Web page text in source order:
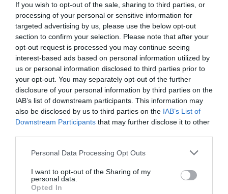
If you wish to opt-out of the sale, sharing to third parties, or
processing of your personal or sensitive information for
targeted advertising by us, please use the below opt-out
section to confirm your selection. Please note that after your
opt-out request is processed you may continue seeing
interest-based ads based on personal information utilized by
us or personal information disclosed to third parties prior to
your opt-out. You may separately opt-out of the further
disclosure of your personal information by third parties on the
IAB’s list of downstream participants. This information may
also be disclosed by us to third parties on the IAB’s List of
Downstream Participants that may further disclose it to other
Please note that this website/app uses one or more Google
not limited to your visit or usage behaviour. You may click to
grant or deny consent to Google and its third-party tags to
Personal Data Processing Opt Outs
I want to opt-out of the Sharing of my
personal data.
Opted In
ugyanis csak egy 300 méter hosszú
mészkőbarlangon át vezet az út.
HAMU ÉS GYÉMÁNT